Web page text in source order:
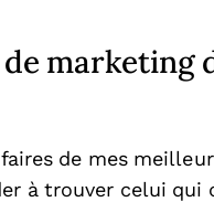
marketing
de mes
à trouver celui qui